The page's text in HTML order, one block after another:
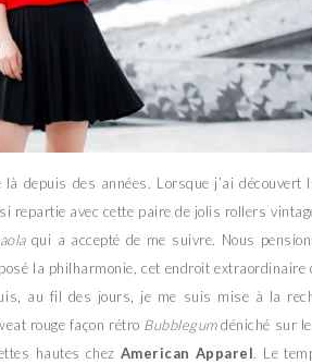
depuis des années. Lorsque j’ai découvert
repartie avec cette paire de jolis rollers
qui a accepté de me suivre. Nous
la philharmonie, cet endroit extraordinaire
au fil des jours, je me suis mise à la
rouge façon rétro Bubblegumdéniché sur
hautes chez American Apparel. Le